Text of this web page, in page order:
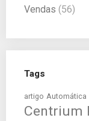
Vendas (56)
Tags
artigo Automática
Centrium